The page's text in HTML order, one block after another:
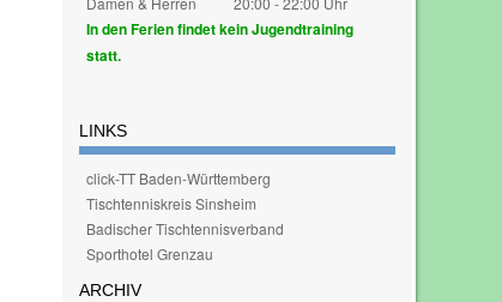
In den Ferien findet kein Jugendtraining
statt.
LINKS
click-TT Baden-Württemberg
Tischtenniskreis Sinsheim
Badischer Tischtennisverband
Sporthotel Grenzau
ARCHIV